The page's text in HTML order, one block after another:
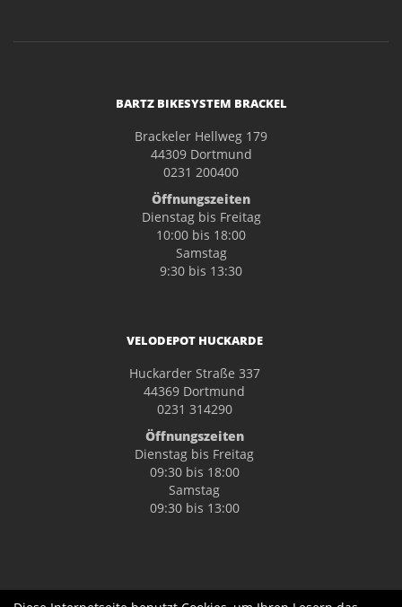
BARTZ BIKESYSTEM BRACKEL
Brackeler Hellweg 179
44309 Dortmund
0231 200400
Öffnungszeiten
Dienstag bis Freitag
10:00 bis 18:00
Samstag
9:30 bis 13:30
VELODEPOT HUCKARDE
Huckarder Straße 337
44369 Dortmund
0231 314290
Öffnungszeiten
Dienstag bis Freitag
09:30 bis 18:00
Samstag
09:30 bis 13:00